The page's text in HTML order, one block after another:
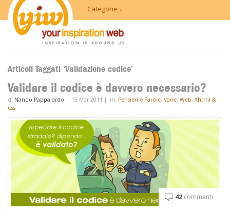
Categorie ↓
Articoli Taggati ‘Validazione codice’
Validare il codice è davvero necessario?
di Nando Pappalardo | 15 Mar 2011 | in: Pensieri e Parole, Varie, Web, Xhtml &
Css
42 commenti